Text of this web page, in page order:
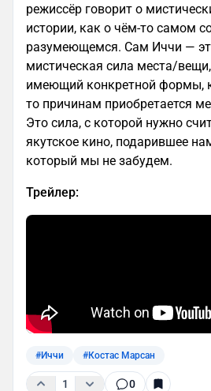
режиссёр говорит о
истории, как о чём-то самом
разумеющемся. Сам Иччи —
мистическая сила места/вещи,
имеющий конкретной формы,
то причинам приобретается
Это сила, с которой нужно
якутское кино, подарившее
который мы не забудем.
Трейлер:
#Иччи #Костас Марсан
1 0